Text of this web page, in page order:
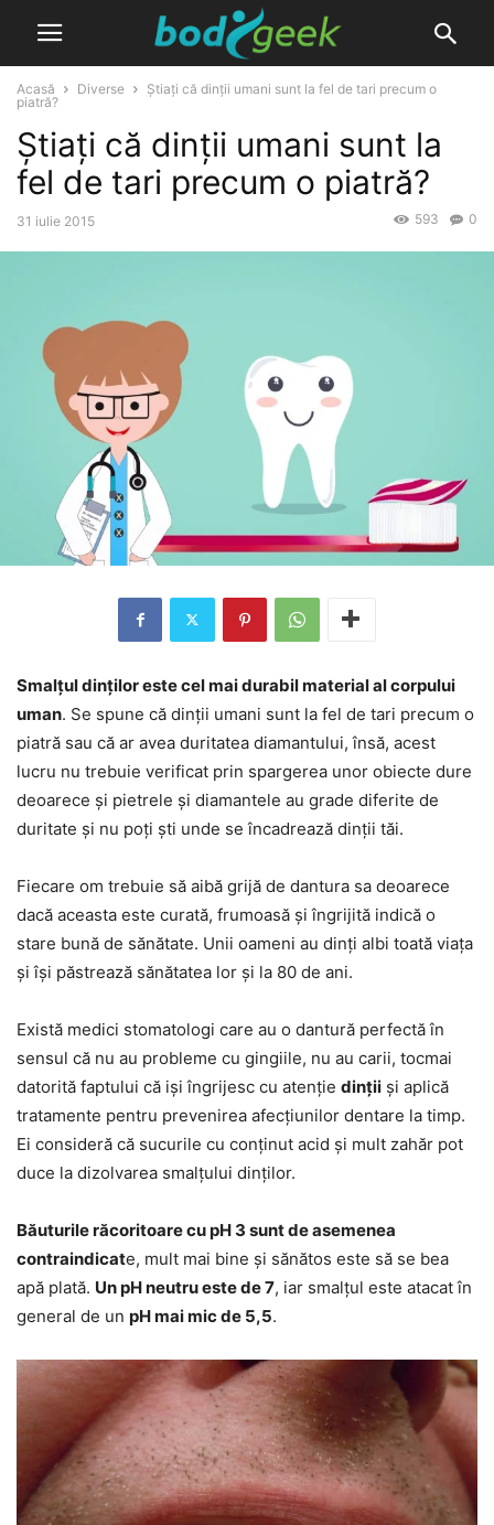
Acasă Diverse
Știați că dinții umani sunt la fel de tari precum o
piatră?
Știați că dinții umani sunt la
fel de tari precum o piatră?
31 iulie 2015 0
593
Smalțul dinților este cel mai durabil material al corpului
uman. Se spune că dinții umani sunt la fel de tari precum o
piatră sau că ar avea duritatea diamantului, însă, acest
lucru nu trebuie verificat prin spargerea unor obiecte dure
deoarece și pietrele și diamantele au grade diferite de
duritate și nu poți ști unde se încadrează dinții tăi.
Fiecare om trebuie să aibă grijă de dantura sa deoarece
dacă aceasta este curată, frumoasă și îngrijită indică o
stare bună de sănătate. Unii oameni au dinți albi toată viața
și își păstrează sănătatea lor și la 80 de ani.
Există medici stomatologi care au o dantură perfectă în
sensul că nu au probleme cu gingiile, nu au carii, tocmai
datorită faptului că iși îngrijesc cu atenție dinții și aplică
tratamente pentru prevenirea afecțiunilor dentare la timp.
Ei consideră că sucurile cu conținut acid și mult zahăr pot
duce la dizolvarea smalțului dinților.
Băuturile răcoritoare cu pH 3 sunt de asemenea
contraindicate, mult mai bine și sănătos este să se bea
apă plată. Un pH neutru este de 7, iar smalțul este atacat în
general de un pH mai mic de 5,5.